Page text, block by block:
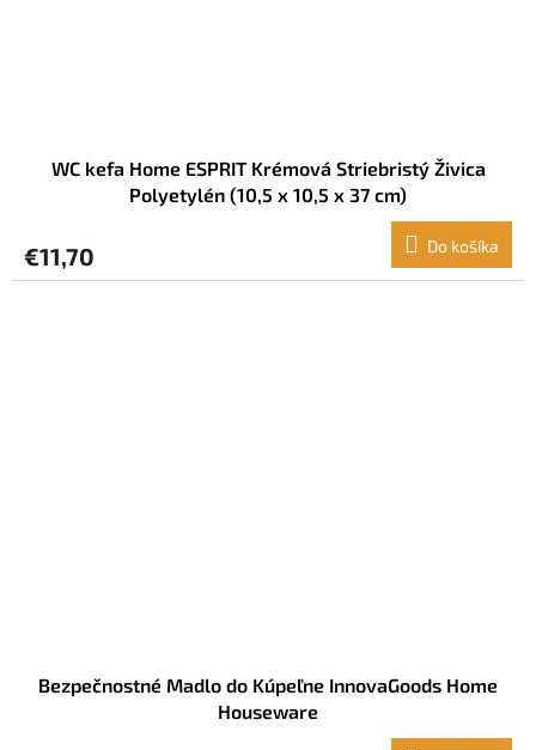
WC kefa Home ESPRIT Krémová Striebristý Živica
Polyetylén (10,5 x 10,5 x 37 cm)
€11,70 Do košíka
Bezpečnostné Madlo do Kúpeľne InnovaGoods Home
Houseware